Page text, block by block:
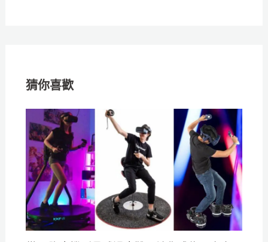
猜你喜歡